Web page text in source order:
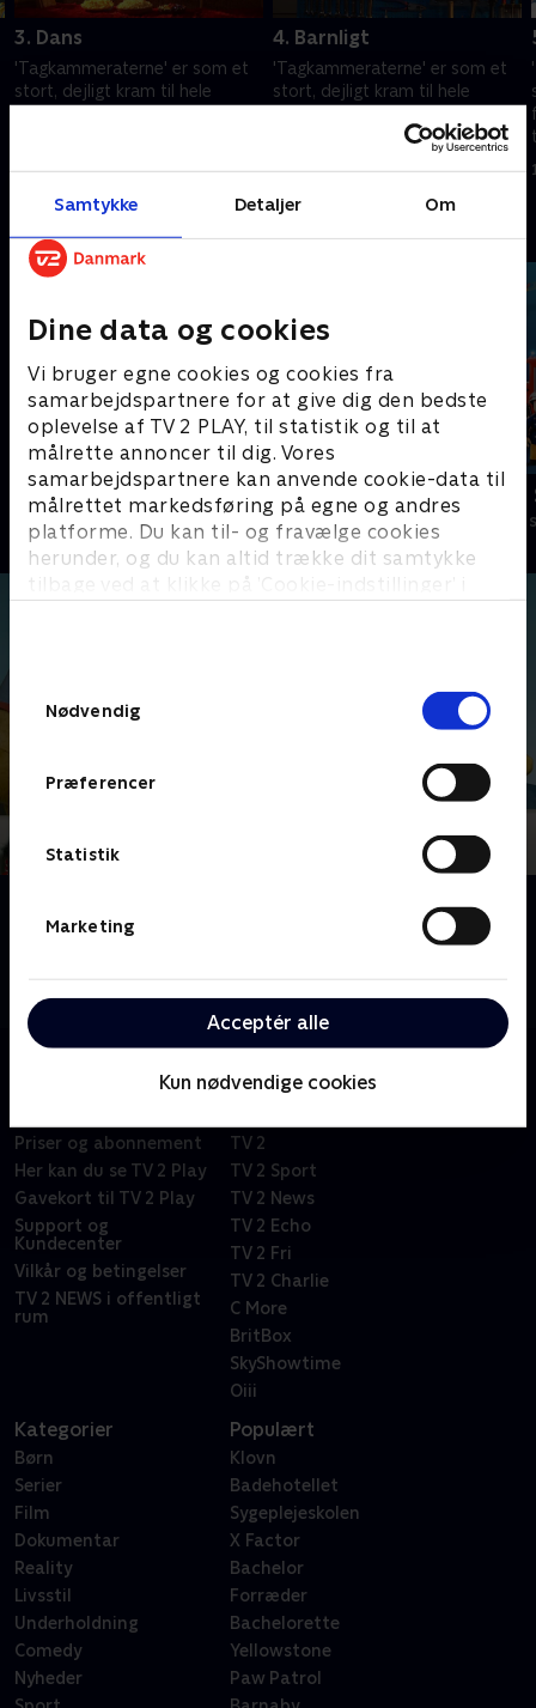
Samtykke Detaljer Om
Dine data og cookies
Vi bruger egne cookies og cookies fra
samarbejdspartnere for at give dig den bedste
oplevelse af TV 2 PLAY, til statistik og til at
målrette annoncer til dig. Vores
samarbejdspartnere kan anvende cookie-data til
målrettet markedsføring på egne og andres
platforme. Du kan til- og fravælge cookies
herunder, og du kan altid trække dit samtykke
tilbage ved at klikke på ’Cookie-indstillinger’ i
Nødvendig
Præferencer
Statistik
Marketing
Acceptér alle
Kun nødvendige cookies
3. Dans
'Tagkammeraterne' er som et
stort, dejligt kram til hele
1. maj 2023 • 11 min
4. Barnligt
'Tagkammeraterne' er som et
stort, dejligt kram til hele
tagryggene bor en bande vilde
og opfindsomme figurer
1. maj 2023 • 11 min
Andre så også
Miniteve: På bondegården
Børneserier • 1 sæsoner
Brandmand
Børneserier • 1
'Tagkammeraterne' er som et stort, dejligt kram til
bande vilde og opfindsomme figurer.
Priser og abonnement
Her kan du se TV 2 Play
Gavekort til TV 2 Play
Support og
Kundecenter
Vilkår og betingelser
TV 2 NEWS i offentligt
rum
TV 2
TV 2 Sport
TV 2 News
TV 2 Echo
TV 2 Fri
TV 2 Charlie
C More
BritBox
SkyShowtime
Oiii
Kategorier
Børn
Serier
Film
Dokumentar
Reality
Livsstil
Underholdning
Comedy
Nyheder
Populært
Klovn
Badehotellet
Sygeplejeskolen
X Factor
Bachelor
Forræder
Bachelorette
Yellowstone
Paw Patrol